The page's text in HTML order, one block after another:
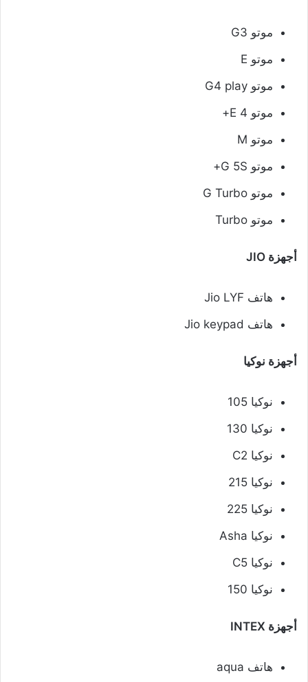
موتو G3
موتو E
موتو G4 play
موتو E 4+
موتو M
موتو G 5S+
موتو G Turbo
موتو Turbo
أجهزة JIO
هاتف Jio LYF
هاتف Jio keypad
أجهزة نوكيا
نوكيا 105
نوكيا 130
نوكيا C2
نوكيا 215
نوكيا 225
نوكيا Asha
نوكيا C5
نوكيا 150
أجهزة INTEX
هاتف aqua